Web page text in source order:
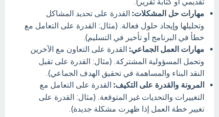
مهارات حل المشكلات: القدرة على تحديد المشاكل
وتحليلها وإيجاد حلول فعالة. (مثال: القدرة على التعامل مع
خطأ في البرنامج أو تأخير في التسليم).
مهارات العمل الجماعي: القدرة على التعاون مع الآخرين
وتحمل المسؤولية المشتركة. (مثال: القدرة على تقبل
النقد البناء والمساهمة في تحقيق الهدف الجماعي).
المرونة والقدرة على التكيف: القدرة على التعامل مع
التغييرات والتحديات غير المتوقعة. (مثال: القدرة على
تغيير خطة العمل إذا ظهرت مشكلة جديدة).